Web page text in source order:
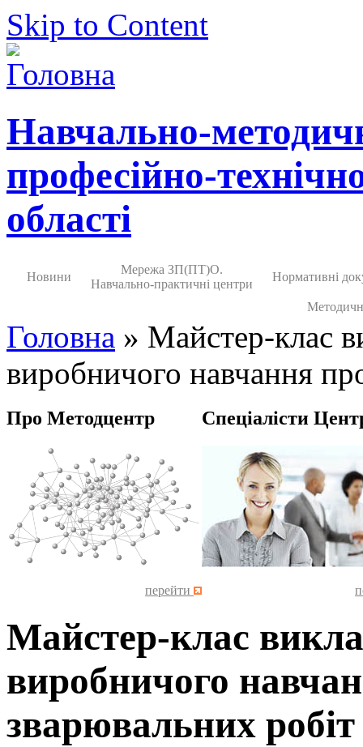
Skip to Content
Навчально-
професійно-
області
Новини
Мережа ЗП(ПТ)О.
Навчально-практичні центри
Нормативні
Головна » Майстер-клас
виробничого навчання
Про Методцентр
перейти
Спеціалісти
Майстер-клас
виробничого
зварювальних робіт